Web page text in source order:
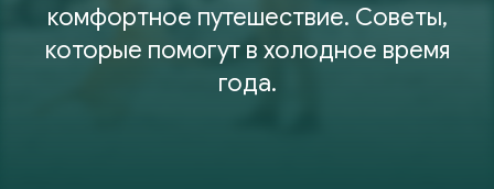
комфортное путешествие. Советы,
которые помогут в холодное время
года.